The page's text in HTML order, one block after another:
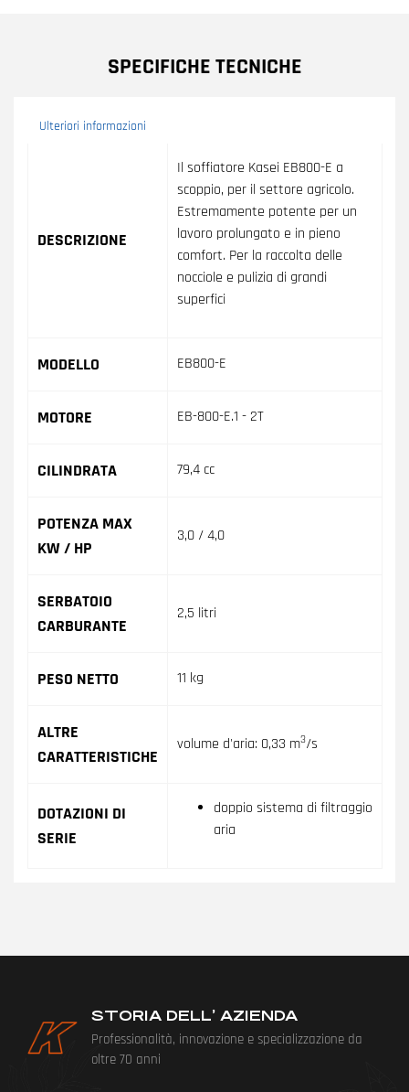
SPECIFICHE TECNICHE
Ulteriori informazioni
Ulteriori informazioni
DESCRIZIONE
Il soffiatore Kasei EB800-E a
scoppio, per il settore agricolo.
Estremamente potente per un
lavoro prolungato e in pieno
comfort. Per la raccolta delle
nocciole e pulizia di grandi
superfici
MODELLO EB800-E
MOTORE EB-800-E.1 - 2T
CILINDRATA 79,4 cc
POTENZA MAX
KW / HP
3,0 / 4,0
SERBATOIO
CARBURANTE
2,5 litri
PESO NETTO 11 kg
ALTRE
CARATTERISTICHE
volume d'aria: 0,33 m3/s
DOTAZIONI DI
SERIE
doppio sistema di filtraggio
aria
STORIA DELL’ AZIENDA
Professionalità, innovazione e specializzazione da
oltre 70 anni